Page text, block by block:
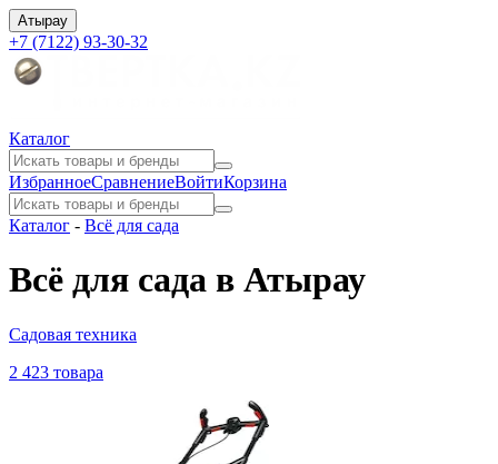
Атырау
+7 (7122) 93-30-32
Каталог
ИзбранноеСравнениеВойтиКорзина
Каталог - Всё для сада
Всё для сада в Атырау
Садовая техника
2 423 товара